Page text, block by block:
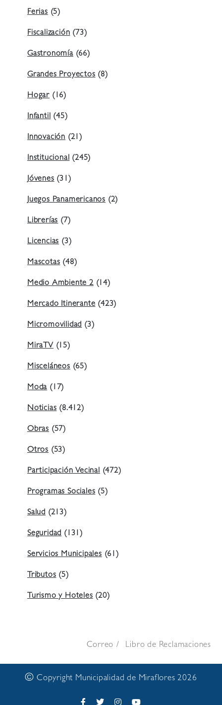
Ferias(5)
Fiscalización(73)
Gastronomía(66)
Grandes Proyectos(8)
Hogar (16)
Infantil(45)
Innovación (21)
Institucional(245)
Jóvenes(31)
Juegos Panamericanos (2)
Librerías(7)
Licencias(3)
Mascotas(48)
Medio Ambiente 2(14)
Mercado Itinerante(423)
Micromovilidad(3)
MiraTV(15)
Misceláneos(65)
Moda(17)
Noticias(8.412)
Obras (57)
Otros (53)
Participación Vecinal(472)
Programas Sociales(5)
Salud (213)
Seguridad(131)
Servicios Municipales(61)
Tributos(5)
Turismo y Hoteles(20)
Correo Libro de Reclamaciones
© Copyright Municipalidad de Miraflores 2026